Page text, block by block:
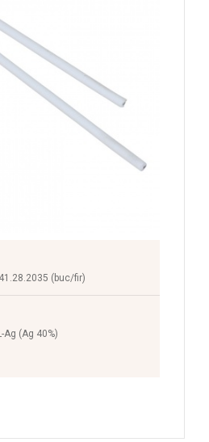
(buc/fir)
Ag (Ag 40%)